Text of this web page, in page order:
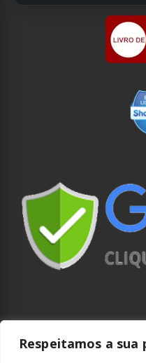
Respeitamos a sua